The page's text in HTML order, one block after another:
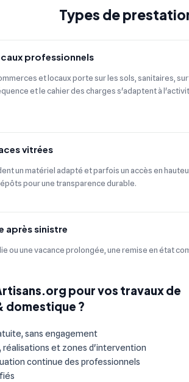
Types de
professionnels
et locaux porte sur les sols, sanitaires,
et le cahier des charges s'adaptent à
vitrées
un matériel adapté et parfois un accès en
pour une transparence durable.
après sinistre
ou une vacance prolongée, une remise en état
pour vos travaux de
domestique ?
sans engagement
réalisations et zones d'intervention
continue des professionnels